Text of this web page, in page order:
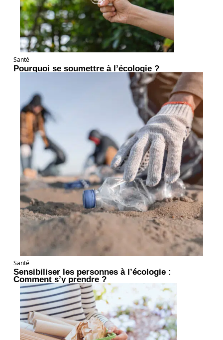
Santé
Pourquoi se soumettre à l’écologie ?
Santé
Sensibiliser les personnes à l’écologie :
Comment s’y prendre ?